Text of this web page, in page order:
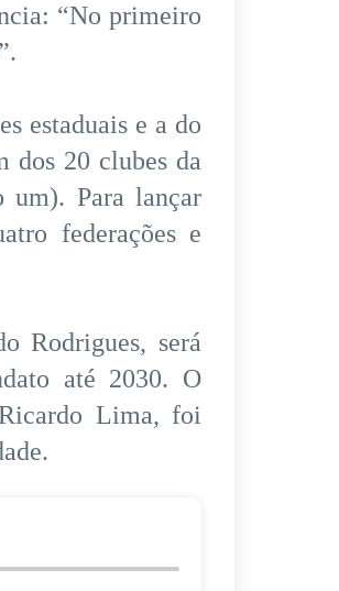
“No primeiro
estaduais e a do
dos 20 clubes da
um). Para lançar
federações e
Rodrigues, será
até 2030. O
Lima, foi